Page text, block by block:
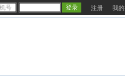
注册 我